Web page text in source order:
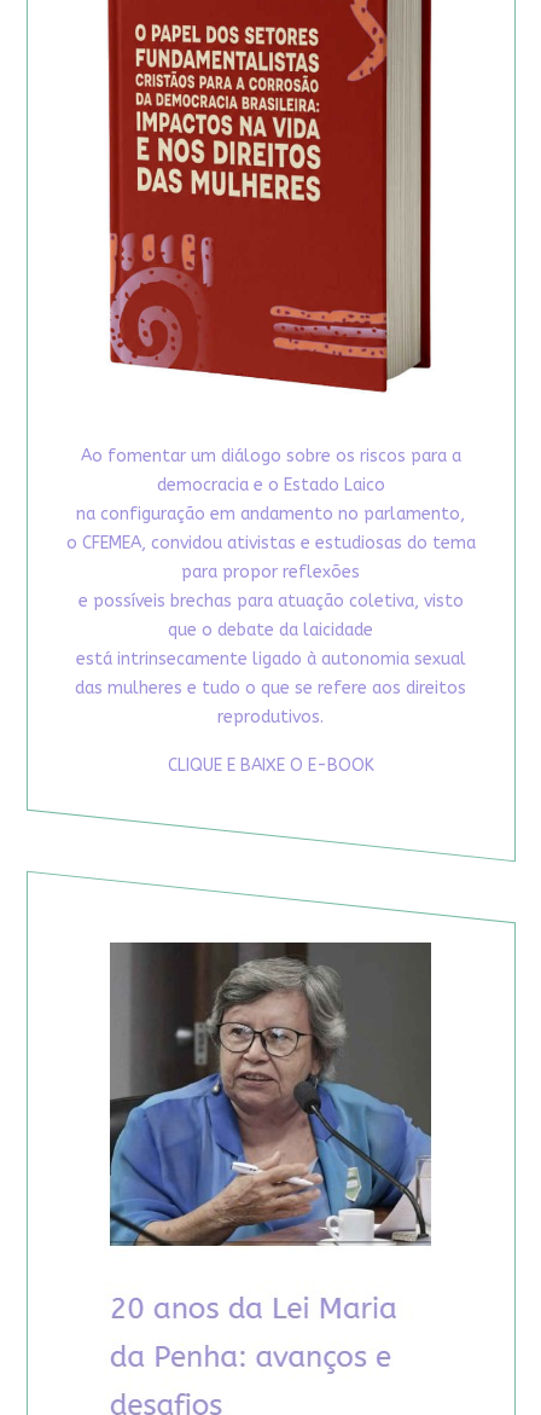
Ao fomentar um diálogo sobre os riscos para a
democracia e o Estado Laico
na configuração em andamento no parlamento,
o CFEMEA, convidou ativistas e estudiosas do tema
para propor reflexões
e possíveis brechas para atuação coletiva, visto
que o debate da laicidade
está intrinsecamente ligado à autonomia sexual
das mulheres e tudo o que se refere aos direitos
reprodutivos.
CLIQUE E BAIXE O E-BOOK